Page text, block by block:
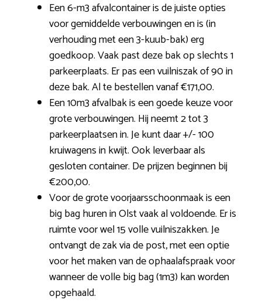
Een 6-m3 afvalcontainer is de juiste opties
voor gemiddelde verbouwingen en is (in
verhouding met een 3-kuub-bak) erg
goedkoop. Vaak past deze bak op slechts 1
parkeerplaats. Er pas een vuilniszak of 90 in
deze bak. Al te bestellen vanaf €171,00.
Een 10m3 afvalbak is een goede keuze voor
grote verbouwingen. Hij neemt 2 tot 3
parkeerplaatsen in. Je kunt daar +/- 100
kruiwagens in kwijt. Ook leverbaar als
gesloten container. De prijzen beginnen bij
€200,00.
Voor de grote voorjaarsschoonmaak is een
big bag huren in Olst vaak al voldoende. Er is
ruimte voor wel 15 volle vuilniszakken. Je
ontvangt de zak via de post, met een optie
voor het maken van de ophaalafspraak voor
wanneer de volle big bag (1m3) kan worden
opgehaald.